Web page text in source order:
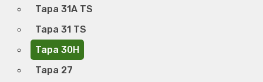
Tapa 31A TS
Tapa 31 TS
Tapa 30H
Tapa 27